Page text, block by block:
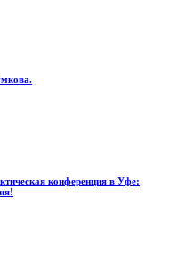
конференция в Уфе: